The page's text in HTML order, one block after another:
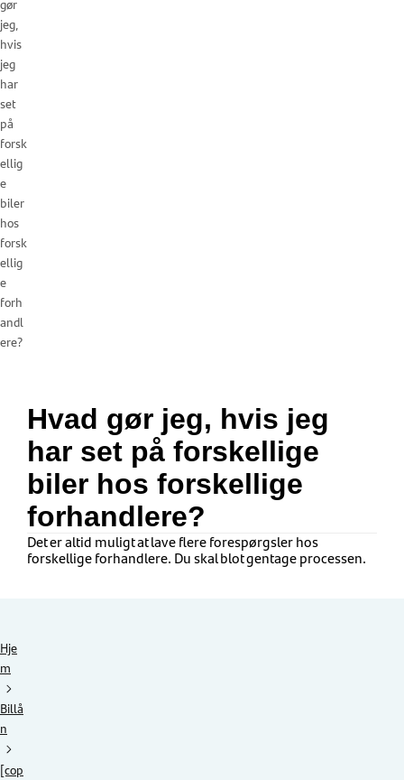
gør
jeg,
hvis
jeg
har
set
på
forsk
ellig
e
biler
hos
forsk
ellig
e
forh
andl
ere?
Hvad gør jeg, hvis jeg
har set på forskellige
biler hos forskellige
forhandlere?
Det er altid muligt at lave flere forespørgsler hos
forskellige forhandlere. Du skal blot gentage processen.
Hje
m
Billå
n
[cop